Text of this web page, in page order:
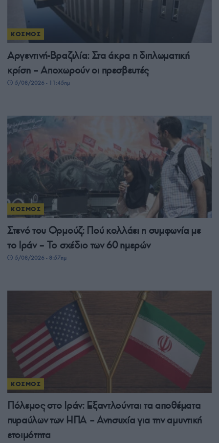
ΚΟΣΜΟΣ
Αργεντινή-Βραζιλία: Στα άκρα η διπλωματική
κρίση – Αποχωρούν οι πρεσβευτές
5/08/2026 - 11:45πμ
ΚΟΣΜΟΣ
Στενό του Ορμούζ: Πού κολλάει η συμφωνία με
το Ιράν – Το σχέδιο των 60 ημερών
5/08/2026 - 8:57πμ
ΚΟΣΜΟΣ
Πόλεμος στο Ιράν: Εξαντλούνται τα αποθέματα
πυραύλων των ΗΠΑ – Ανησυχία για την αμυντική
ετοιμότητα